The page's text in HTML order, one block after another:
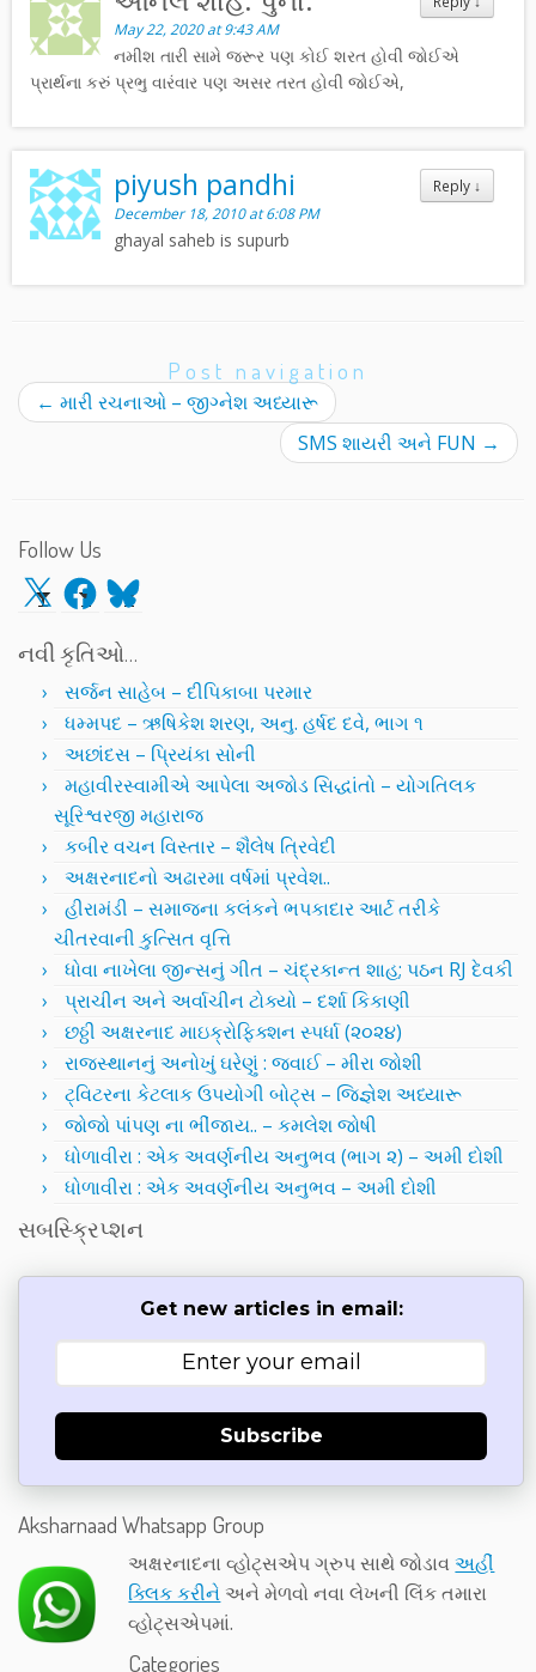
May 22, 2020 at 9:43 AM
નમીશ તારી સામે જરૂર પણ કોઈ શરત હોવી જોઈએ
પ્રાર્થના કરું પ્રભુ વારંવાર પણ અસર તરત હોવી જોઈએ,
Reply ↓
piyush pandhi
December 18, 2010 at 6:08 PM
ghayal saheb is supurb
Post navigation
← મારી રચનાઓ – જીગ્નેશ અધ્યારૂ
SMS શાયરી અને FUN →
Follow Us
X Facebook
Bluesky
નવી કૃતિઓ…
સર્જન સાહેબ – દીપિકાબા પરમાર
ધમ્મપદ – ઋષિકેશ શરણ, અનુ. હર્ષદ દવે, ભાગ ૧
અછાંદસ – પ્રિયંકા સોની
મહાવીરસ્વામીએ આપેલા અજોડ સિદ્ધાંતો – યોગતિલક
સૂરિશ્વરજી મહારાજ
કબીર વચન વિસ્તાર – શૈલેષ ત્રિવેદી
અક્ષરનાદનો અઢારમા વર્ષમાં પ્રવેશ..
હીરામંડી – સમાજના કલંકને ભપકાદાર આર્ટ તરીકે
ચીતરવાની કુત્સિત વૃત્તિ
ધોવા નાખેલા જીન્સનું ગીત – ચંદ્રકાન્ત શાહ; પઠન RJ દેવકી
પ્રાચીન અને અર્વાચીન ટોક્યો – દર્શા કિકાણી
છઠ્ઠી અક્ષરનાદ માઇક્રોફિક્શન સ્પર્ધા (૨૦૨૪)
રાજસ્થાનનું અનોખું ઘરેણું : જવાઈ – મીરા જોશી
ટ્વિટરના કેટલાક ઉપયોગી બોટ્સ – જિજ્ઞેશ અધ્યારૂ
જોજો પાંપણ ના ભીંજાય.. – કમલેશ જોષી
ધોળાવીરા : એક અવર્ણનીય અનુભવ (ભાગ ૨) – અમી દોશી
ધોળાવીરા : એક અવર્ણનીય અનુભવ – અમી દોશી
સબસ્ક્રિપ્શન
Get new articles in email:
Subscribe
Aksharnaad Whatsapp Group
અક્ષરનાદના વ્હોટ્સએપ ગ્રુપ સાથે જોડાવઅહીં
ક્લિક કરીને અને મેળવો નવા લેખની લિંક તમારા
વ્હોટ્સએપમાં.
Categories